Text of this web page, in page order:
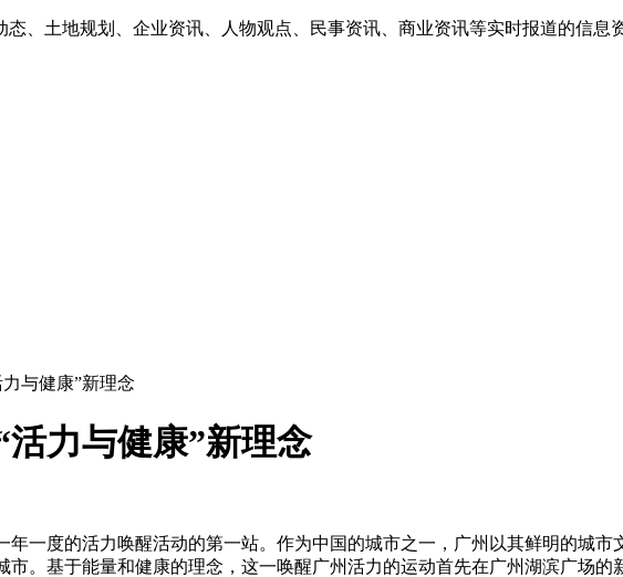
、土地规划、企业资讯、人物观点、民事资讯、商业资讯等实时报道的信息
与健康”新理念
力与健康”新理念
一度的活力唤醒活动的第一站。作为中国的城市之一，广州以其鲜明的城市
。基于能量和健康的理念，这一唤醒广州活力的运动首先在广州湖滨广场的